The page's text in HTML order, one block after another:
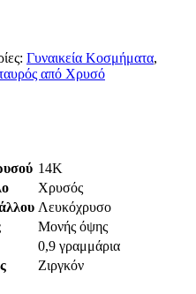
Γυναικεία Κοσμήματα,
από Χρυσό
14Κ
Χρυσός
Λευκόχρυσο
Μονής όψης
0,9 γραμμάρια
Ζιργκόν